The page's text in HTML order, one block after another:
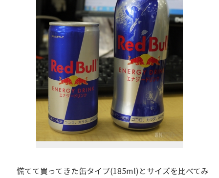
慌てて買ってきた缶タイプ(185ml)とサイズを比べてみ